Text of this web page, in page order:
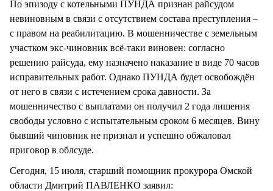
По эпизоду с котельными ПУНДА признан райсудом
невиновным в связи с отсутствием состава преступления –
с правом на реабилитацию. В мошенничестве с земельным
участком экс-чиновник всё-таки виновен: согласно
решению райсуда, ему назначено наказание в виде 70 часов
исправительных работ. Однако ПУНДА будет освобождён
от него в связи с истечением срока давности. За
мошенничество с выплатами он получил 2 года лишения
свободы условно с испытательным сроком 6 месяцев. Вину
бывший чиновник не признал и успешно обжаловал
приговор в облсуде.
Сегодня, 15 июля, старший помощник прокурора Омской
области Дмитрий ПАВЛЕНКО заявил: